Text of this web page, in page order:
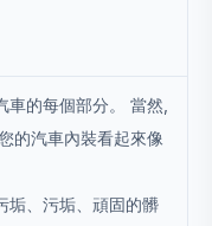
車的每個部分。 當然,
的汽車內裝看起來像
垢、污垢、頑固的髒